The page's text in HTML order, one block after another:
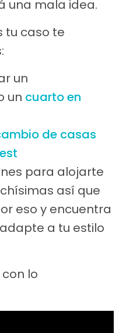
una mala idea.
tu caso te
un
un cuarto en
de casas
para alojarte
así que
eso y encuentra
a tu estilo
lo